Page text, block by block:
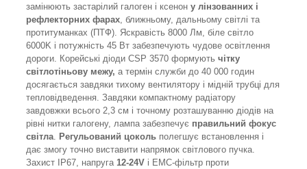
замінюють застарілий галоген і ксенон у лінзованних і
рефлекторних фарах, ближньому, дальньому світлі та
протитуманках (ПТФ). Яскравість 8000 Лм, біле світло
6000K і потужність 45 Вт забезпечують чудове освітлення
дороги. Корейські діоди CSP 3570 формують чітку
світлотіньову межу, а термін служби до 40 000 годин
досягається завдяки тихому вентилятору і мідній трубці для
тепловідведення. Завдяки компактному радіатору
завдовжки всього 2,3 см і точному розташуванню діодів на
рівні нитки галогену, лампа забезпечує правильний фокус
світла. Регульований цоколь полегшує встановлення і
дає змогу точно виставити напрямок світлового пучка.
Захист IP67, напруга 12-24V і EMC-фільтр проти